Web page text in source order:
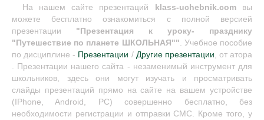
На нашем сайте презентаций klass-uchebnik.comвы
можете бесплатно ознакомиться с полной версией
презентации "Презентация к уроку- празднику
"Путешествие по планете ШКОЛЬНАЯ"". Учебное пособие
по дисциплине - Презентации / Другие презентации, от атора
. Презентации нашего сайта - незаменимый инструмент для
школьников, здесь они могут изучать и просматривать
слайды презентаций прямо на сайте на вашем устройстве
(IPhone, Android, PC) совершенно бесплатно, без
необходимости регистрации и отправки СМС. Кроме того, у